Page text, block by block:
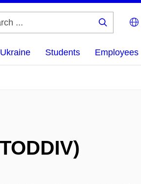
Students Employees